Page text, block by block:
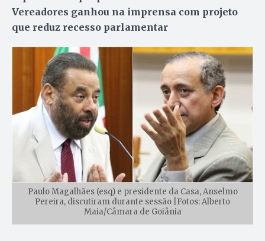
Vereadores ganhou na imprensa com projeto
que reduz recesso parlamentar
Paulo Magalhães (esq) e presidente da Casa, Anselmo
Pereira, discutiram durante sessão |Fotos: Alberto
Maia/Câmara de Goiânia